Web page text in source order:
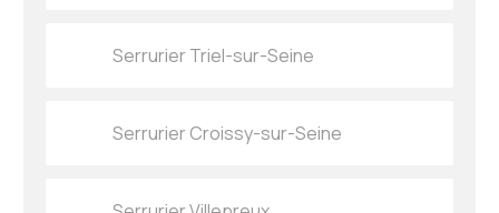
Serrurier Triel-sur-Seine
Serrurier Croissy-sur-Seine